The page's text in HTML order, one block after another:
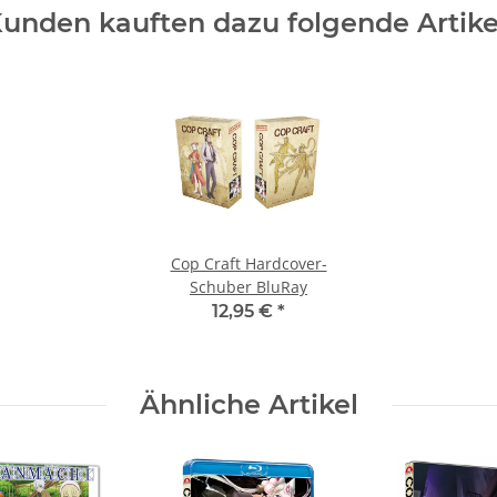
kauften dazu folgende
Cop Craft Hardcover-
Schuber BluRay
12,95 € *
Ähnliche Artikel